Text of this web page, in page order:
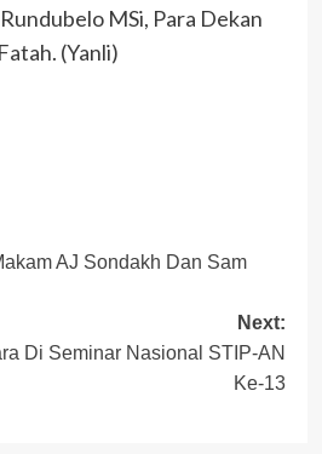
MSi, Para Dekan
(Yanli)
AJ Sondakh Dan Sam
Next:
Di Seminar Nasional STIP-AN
Ke-13